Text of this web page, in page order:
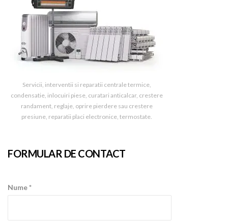
Servicii, interventii si reparatii centrale termice,
condensatie, inlocuiri piese, curatari anticalcar, crestere
randament, reglaje, oprire pierdere sau crestere
presiune, reparatii placi electronice, termostate.
FORMULAR DE CONTACT
Nume *